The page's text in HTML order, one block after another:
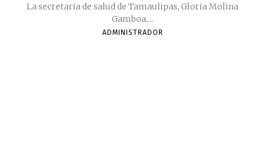
La secretaria de salud de Tamaulipas, Gloria Molina
Gamboa,...
ADMINISTRADOR